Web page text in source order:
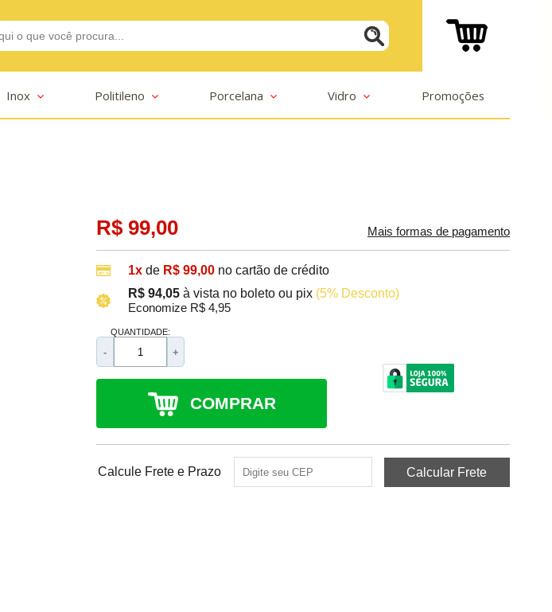
Inox Politileno Porcelana Vidro Promoções
R$ 99,00 Mais formas de pagamento
1x de R$ 99,00 no cartão de crédito
R$ 94,05à vista no boleto ou pix (5% Desconto)
Economize R$ 4,95
QUANTIDADE:
- +
COMPRAR
Calcule Frete e Prazo